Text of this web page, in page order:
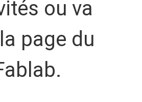
ou va
page du